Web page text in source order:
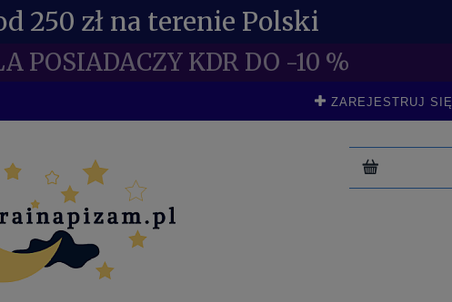
250 zł na terenie Polski
POSIADACZY KDR DO -10 %
ZAREJESTRUJ SIĘ